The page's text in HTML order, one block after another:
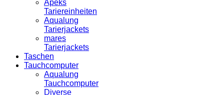
Apeks
Tariereinheiten
Aqualung
Tarierjackets
mares
Tarierjackets
Taschen
Tauchcomputer
Aqualung
Tauchcomputer
Diverse